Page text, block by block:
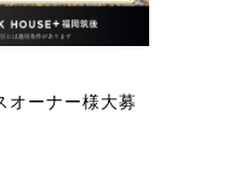
オーナー様大募